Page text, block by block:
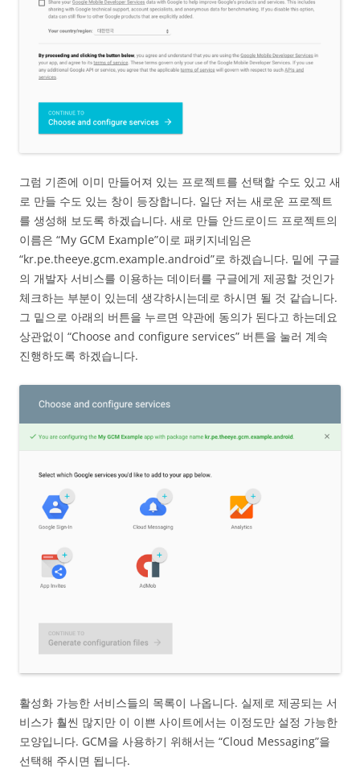
그럼 기존에 이미 만들어져 있는 프로젝트를 선택할 수도 있고 새
로 만들 수도 있는 창이 등장합니다. 일단 저는 새로운 프로젝트
를 생성해 보도록 하겠습니다. 새로 만들 안드로이드 프로젝트의
이름은 “My GCM Example”이로 패키지네임은
“kr.pe.theeye.gcm.example.android”로 하겠습니다. 밑에 구글
의 개발자 서비스를 이용하는 데이터를 구글에게 제공할 것인가
체크하는 부분이 있는데 생각하시는데로 하시면 될 것 같습니다.
그 밑으로 아래의 버튼을 누르면 약관에 동의가 된다고 하는데요
상관없이 “Choose and configure services” 버튼을 눌러 계속
진행하도록 하겠습니다.
활성화 가능한 서비스들의 목록이 나옵니다. 실제로 제공되는 서
비스가 훨씬 많지만 이 이쁜 사이트에서는 이정도만 설정 가능한
모양입니다. GCM을 사용하기 위해서는 “Cloud Messaging”을
선택해 주시면 됩니다.